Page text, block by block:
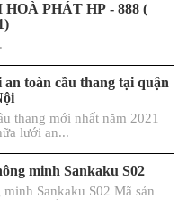
PHÁT HP - 888 (
toàn cầu thang tại quận
thang mới nhất năm 2021
lưới an...
minh Sankaku S02
Sankaku S02 Mã sản